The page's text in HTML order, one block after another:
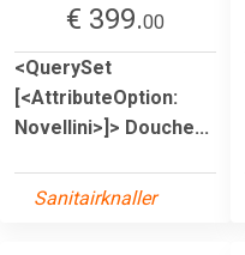
€ 399.00
<QuerySet
[<AttributeOption:
Novellini>]> Douche...
Sanitairknaller